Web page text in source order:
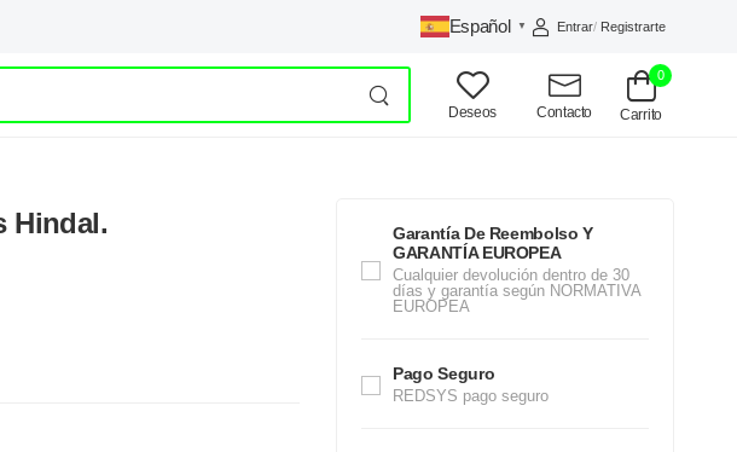
Español ▼ Entrar/ Registrarte
Deseos
Contacto
0
Carrito
Hindal.
Garantía De Reembolso Y
GARANTÍA EUROPEA
Cualquier devolución dentro de 30
días y garantía según NORMATIVA
EUROPEA
Pago Seguro
REDSYS pago seguro